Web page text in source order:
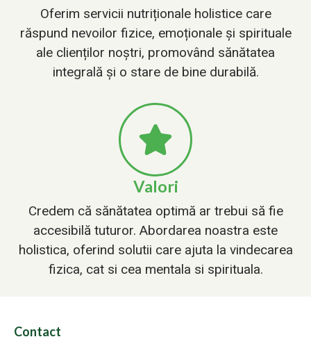
Oferim servicii nutriționale holistice care
răspund nevoilor fizice, emoționale și spirituale
ale clienților noștri, promovând sănătatea
integrală și o stare de bine durabilă.
Valori
Credem că sănătatea optimă ar trebui să fie
accesibilă tuturor. Abordarea noastra este
holistica, oferind solutii care ajuta la vindecarea
fizica, cat si cea mentala si spirituala.
Contact